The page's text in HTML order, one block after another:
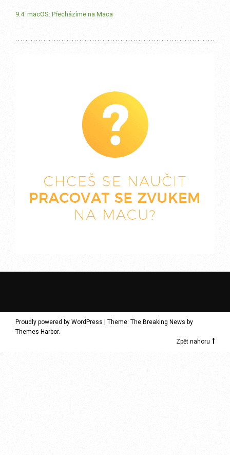
9.4. macOS: Přecházíme na Maca
Proudly powered by WordPress
Theme: The Breaking News by
Themes Harbor.
Zpět nahoru